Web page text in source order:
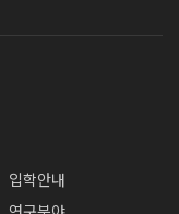
입학안내